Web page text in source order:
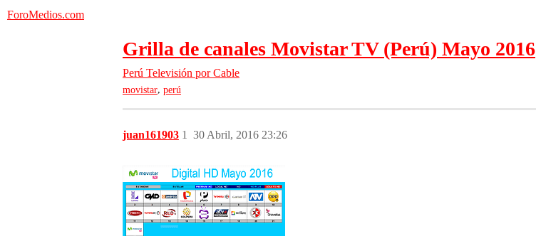
ForoMedios.com
Grilla de canales Movistar TV (Perú) Mayo 2016
Perú Televisión por Cable
movistar, perú
juan161903 30 Abril, 2016 23:26
1